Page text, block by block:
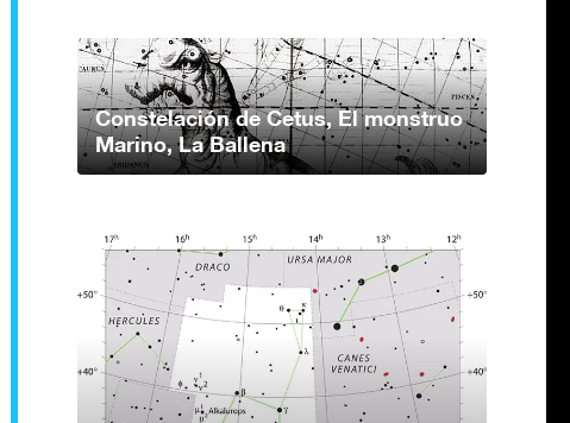
Constelación de Cetus, El monstruo
Marino, La Ballena